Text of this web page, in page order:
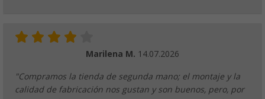
Marilena M. 14.07.2026
"Compramos la tienda de segunda mano; el montaje y la
calidad de fabricación nos gustan y son buenos, pero, por